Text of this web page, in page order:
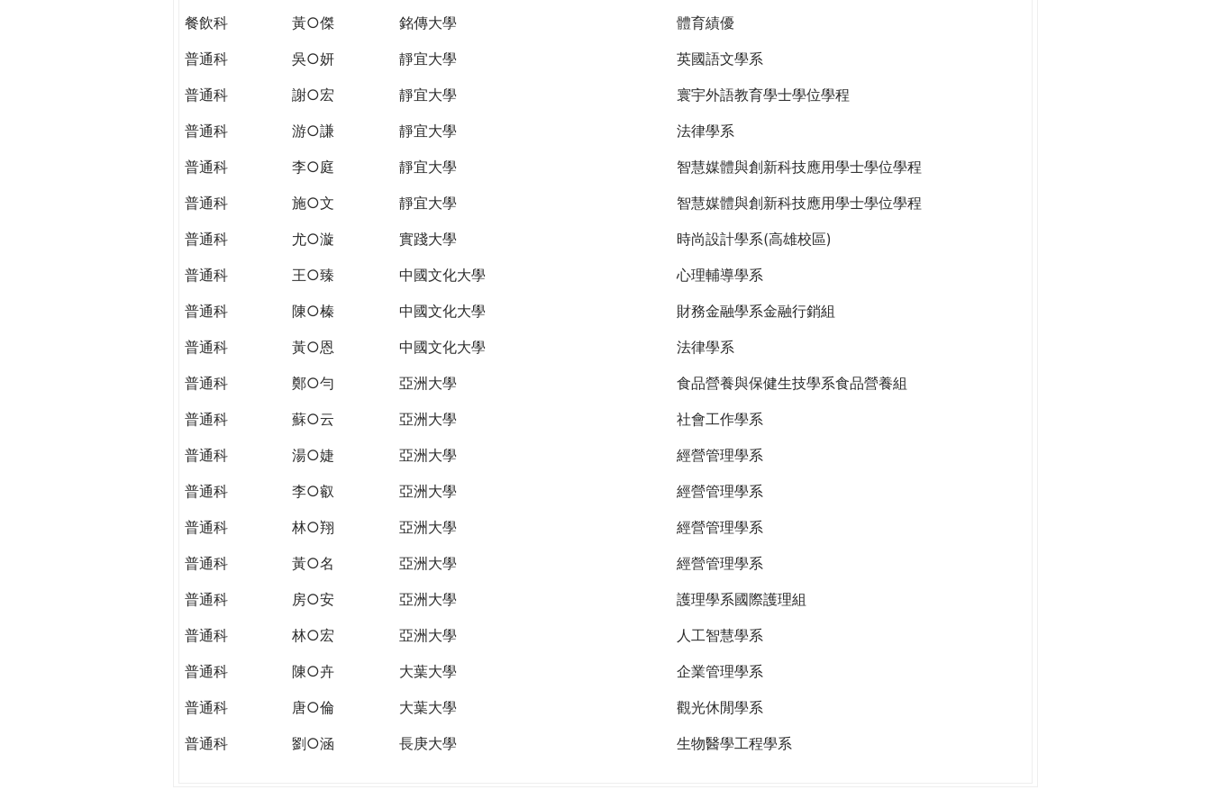
餐飲科
黃○傑 銘傳大學
體育績優
普通科
吳○妍 靜宜大學
英國語文學系
普通科
謝○宏 靜宜大學
寰宇外語教育學士學位學程
普通科
游○謙 靜宜大學
法律學系
普通科
李○庭 靜宜大學
智慧媒體與創新科技應用學士學位學程
普通科
施○文 靜宜大學
智慧媒體與創新科技應用學士學位學程
普通科
尤○漩 實踐大學
時尚設計學系(高雄校區)
普通科
王○臻 中國文化大學
心理輔導學系
普通科
陳○榛 中國文化大學
財務金融學系金融行銷組
普通科
黃○恩 中國文化大學
法律學系
普通科
鄭○勻 亞洲大學
食品營養與保健生技學系食品營養組
普通科
蘇○云 亞洲大學
社會工作學系
普通科
湯○婕 亞洲大學
經營管理學系
普通科
李○叡 亞洲大學
經營管理學系
普通科
林○翔 亞洲大學
經營管理學系
普通科
黃○名 亞洲大學
經營管理學系
普通科
房○安 亞洲大學
護理學系國際護理組
普通科
林○宏 亞洲大學
人工智慧學系
普通科
陳○卉 大葉大學
企業管理學系
普通科
唐○倫 大葉大學
觀光休閒學系
普通科
劉○涵 長庚大學 生物醫學工程學系